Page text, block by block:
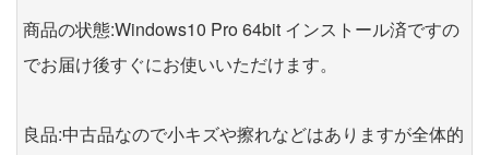
商品の状態:Windows10 Pro 64bit インストール済ですの
でお届け後すぐにお使いいただけます。
良品:中古品なので小キズや擦れなどはありますが全体的